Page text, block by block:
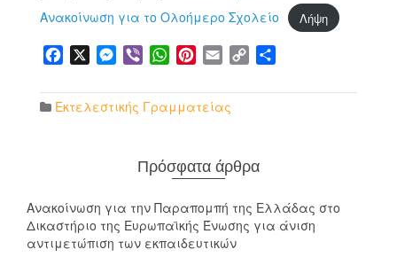
Ανακοίνωση για το Ολοήμερο Σχολείο
Λήψη
Facebook Messenger
Viber WhatsApp
Pinterest
Email Copy
Εκτελεστικής Γραμματείας
Πρόσφατα άρθρα
Ανακοίνωση για την Παραπομπή της Ελλάδας στο
Δικαστήριο της Ευρωπαϊκής Ένωσης για άνιση
αντιμετώπιση των εκπαιδευτικών